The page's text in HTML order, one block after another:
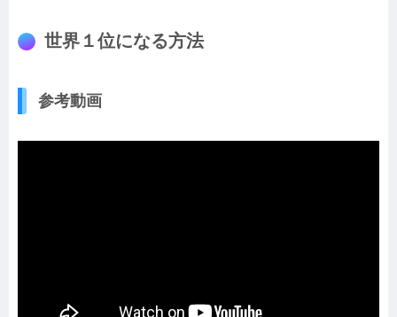
世界１位になる方法
参考動画